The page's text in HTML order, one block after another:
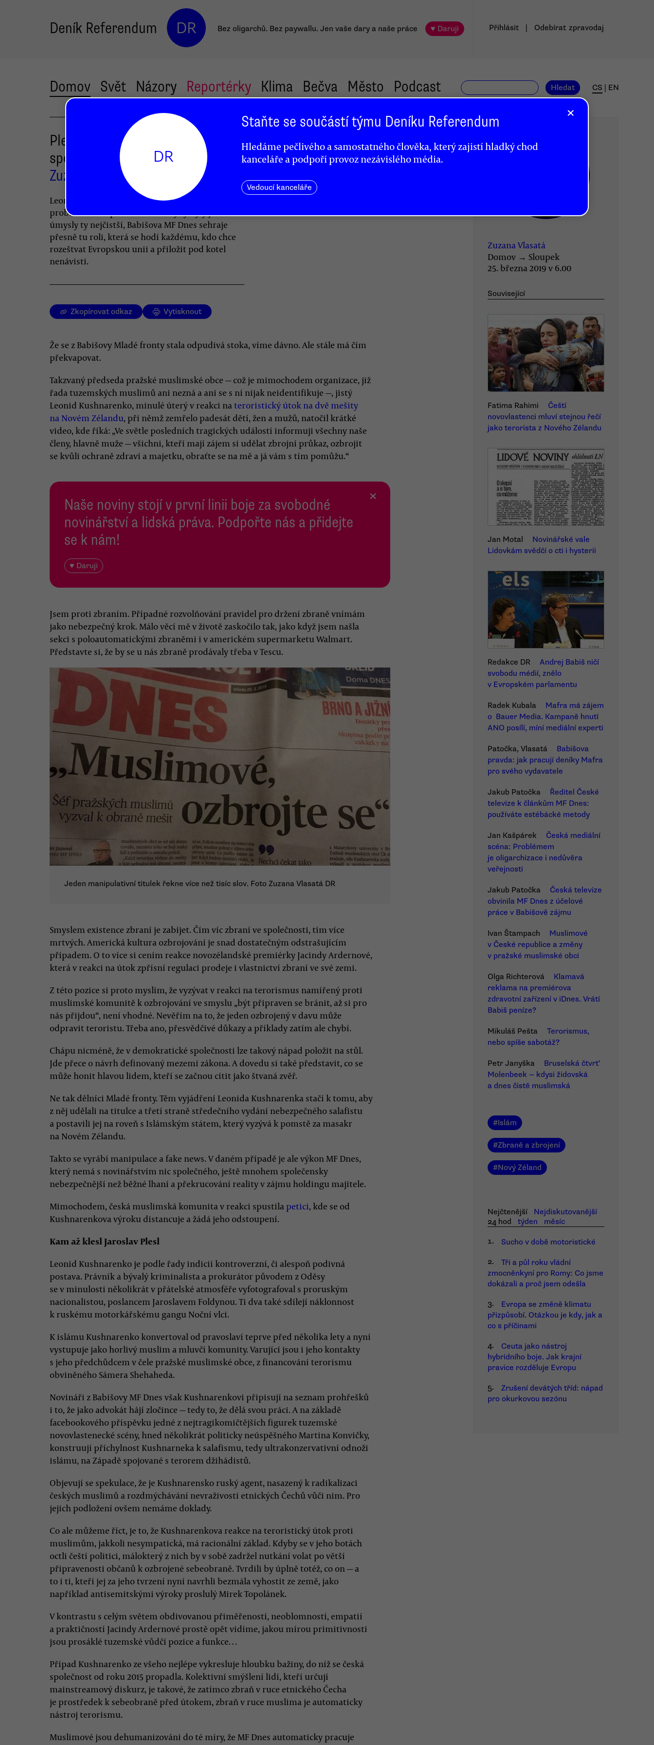
Deník Referendum DR Bez oligarchů. Bez paywallu. Jen vaše dary a naše práce ♥ Daruji Přihlásit Odebírat zpravodaj
Domov Svět Názory Reportérky Klima Bečva Město Podcast Hledat CS EN
Pleslova Mladá fronta Dnes:
spojenec Putina i teroristů
Zuzana Vlasatá
Leonid Kushnarenko je dost možná velmi
problematická postava. Ale i kdyby byly jeho
úmysly ty nejčistší, Babišova MF Dnes sehraje
přesně tu roli, která se hodí každému, kdo chce
rozeštvat Evropskou unii a přiložit pod kotel
nenávisti.
Zkopírovat odkaz Vytisknout
Že se z Babišovy Mladé fronty stala odpudivá stoka, víme dávno. Ale stále má čím
překvapovat.
Takzvaný předseda pražské muslimské obce — což je mimochodem organizace, již
řada tuzemských muslimů ani nezná a ani se s ní nijak neidentifikuje —, jistý
Leonid Kushnarenko, minulé úterý v reakci nateroristický útok na dvě mešity
na Novém Zélandu, při němž zemřelo padesát dětí, žen a mužů, natočil krátké
video, kde říká: „Ve světle posledních tragických událostí informuji všechny naše
členy, hlavně muže — všichni, kteří mají zájem si udělat zbrojní průkaz, ozbrojit
se kvůli ochraně zdraví a majetku, obraťte se na mě a já vám s tím pomůžu.“
Naše noviny stojí v první linii boje za svobodné
novinářství a lidská práva. Podpořte nás a přidejte
se k nám!
♥ Daruji
×
Jsem proti zbraním. Případné rozvolňování pravidel pro držení zbraně vnímám
jako nebezpečný krok. Málo věcí mě v životě zaskočilo tak, jako když jsem našla
sekci s poloautomatickými zbraněmi i v americkém supermarketu Walmart.
Představte si, že by se u nás zbraně prodávaly třeba v Tescu.
Jeden manipulativní titulek řekne více než tisíc slov. Foto Zuzana Vlasatá DR
Smyslem existence zbraní je zabíjet. Čím víc zbraní ve společnosti, tím více
mrtvých. Americká kultura ozbrojování je snad dostatečným odstrašujícím
případem. O to více si cením reakce novozélandské premiérky Jacindy Ardernové,
která v reakci na útok zpřísní regulaci prodeje i vlastnictví zbraní ve své zemi.
Z této pozice si proto myslím, že vyzývat v reakci na terorismus namířený proti
muslimské komunitě k ozbrojování ve smyslu „být připraven se bránit, až si pro
nás přijdou“, není vhodné. Nevěřím na to, že jeden ozbrojený v davu může
odpravit teroristu. Třeba ano, přesvědčivé důkazy a příklady zatím ale chybí.
Chápu nicméně, že v demokratické společnosti lze takový nápad položit na stůl.
Jde přece o návrh definovaný mezemi zákona. A dovedu si také představit, co se
může honit hlavou lidem, kteří se začnou cítit jako štvaná zvěř.
Ne tak dělníci Mladé fronty. Těm vyjádření Leonida Kushnarenka stačí k tomu, aby
z něj udělali na titulce a třetí straně středečního vydání nebezpečného salafistu
a postavili jej na roveň s Islámským státem, který vyzývá k pomstě za masakr
na Novém Zélandu.
Takto se vyrábí manipulace a fake news. V daném případě je ale výkon MF Dnes,
který nemá s novinářstvím nic společného, ještě mnohem společensky
nebezpečnější než běžné lhaní a překrucování reality v zájmu holdingu majitele.
Mimochodem, česká muslimská komunita v reakci spustila petici, kde se od
Kushnarenkova výroku distancuje a žádá jeho odstoupení.
Kam až klesl Jaroslav Plesl
Leonid Kushnarenko je podle řady indicií kontroverzní, či alespoň podivná
postava. Právník a bývalý kriminalista a prokurátor původem z Oděsy
se v minulosti několikrát v přátelské atmosféře vyfotografoval s proruským
nacionalistou, poslancem Jaroslavem Foldynou. Ti dva také sdílejí náklonnost
k ruskému motorkářskému gangu Noční vlci.
K islámu Kushnarenko konvertoval od pravoslaví teprve před několika lety a nyní
vystupuje jako horlivý muslim a mluvčí komunity. Varující jsou i jeho kontakty
s jeho předchůdcem v čele pražské muslimské obce, z financování terorismu
obviněného Sámera Shehaheda.
Novináři z Babišovy MF Dnes však Kushnarenkovi připisují na seznam prohřešků
i to, že jako advokát hájí zločince — tedy to, že dělá svou práci. A na základě
facebookového příspěvku jedné z nejtragikomičtějších figurek tuzemské
novovlastenecké scény, hned několikrát politicky neúspěšného Martina Konvičky,
konstruují příchylnost Kushnarneka k salafismu, tedy ultrakonzervativní odnoži
islámu, na Západě spojované s terorem džihádistů.
Objevují se spekulace, že je Kushnarensko ruský agent, nasazený k radikalizaci
českých muslimů a rozdmýchávání nevraživosti etnických Čechů vůči nim. Pro
jejich podložení ovšem nemáme doklady.
Co ale můžeme říct, je to, že Kushnarenkova reakce na teroristický útok proti
muslimům, jakkoli nesympatická, má racionální základ. Kdyby se v jeho botách
octli čeští politici, málokterý z nich by v sobě zadržel nutkání volat po větší
připravenosti občanů k ozbrojené sebeobraně. Tvrdili by úplně totéž, co on — a
to i ti, kteří jej za jeho tvrzení nyní navrhli bezmála vyhostit ze země, jako
například antisemitskými výroky proslulý Mirek Topolánek.
V kontrastu s celým světem obdivovanou přiměřeností, neoblomností, empatií
a praktičností Jacindy Ardernové prostě opět vidíme, jakou mírou primitivnosti
jsou prosáklé tuzemské vůdčí pozice a funkce…
Případ Kushnarenko ze všeho nejlépe vykresluje hloubku bažiny, do níž se česká
společnost od roku 2015 propadla. Kolektivní smýšlení lidí, kteří určují
mainstreamový diskurz, je takové, že zatímco zbraň v ruce etnického Čecha
je prostředek k sebeobraně před útokem, zbraň v ruce muslima je automaticky
nástroj terorismu.
Muslimové jsou dehumanizováni do té míry, že MF Dnes automaticky pracuje
Zuzana Vlasatá
Domov → Sloupek
25. března 2019 v 6.00
Související
Fatima Rahimi
Čeští
novovlastenci mluví stejnou řečí
jako terorista z Nového Zélandu
Jan Motal
Novinářské vale
Lidovkám svědčí o cti i hysterii
Redakce DR
Andrej Babiš ničí
svobodu médií, znělo
v Evropském parlamentu
Radek Kubala
Mafra má zájem
o Bauer Media. Kampaně hnutí
ANO posílí, míní mediální experti
Patočka, Vlasatá
Babišova
pravda: jak pracují deníky Mafra
pro svého vydavatele
Jakub Patočka
Ředitel České
televize k článkům MF Dnes:
používáte estébácké metody
Jan Kašpárek
Česká mediální
scéna: Problémem
je oligarchizace i nedůvěra
veřejnosti
Jakub Patočka
Česká televize
obvinila MF Dnes z účelové
práce v Babišově zájmu
Ivan Štampach
Muslimové
v České republice a změny
v pražské muslimské obci
Olga Richterová
Klamavá
reklama na premiérova
zdravotní zařízení v iDnes. Vrátí
Babiš peníze?
Mikuláš Pešta
Terorismus,
nebo spíše sabotáž?
Petr Janyška
Bruselská čtvrť
Molenbeek — kdysi židovská
a dnes čistě muslimská
#Islám
#Zbraně a zbrojení
#Nový Zéland
Nejčtenější
Nejdiskutovanější
24 hod
týden
měsíc
1.
Sucho v době motoristické
2.
Tři a půl roku vládní
zmocněnkyní pro Romy: Co jsme
dokázali a proč jsem odešla
3.
Evropa se změně klimatu
přizpůsobí. Otázkou je kdy, jak a
co s příčinami
4.
Ceuta jako nástroj
hybridního boje. Jak krajní
pravice rozděluje Evropu
5.
Zrušení devátých tříd: nápad
pro okurkovou sezónu
×
DR
Staňte se součástí týmu Deníku Referendum
Hledáme pečlivého a samostatného člověka, který zajistí hladký chod
kanceláře a podpoří provoz nezávislého média.
Vedoucí kanceláře